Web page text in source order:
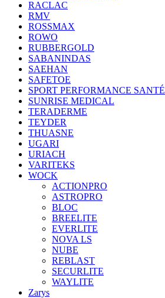
RACLAC
RMV
ROSSMAX
ROWO
RUBBERGOLD
SABANINDAS
SAEHAN
SAFETOE
SPORT PERFORMANCE SANTÉ
SUNRISE MEDICAL
TERADERME
TEYDER
THUASNE
UGARI
URIACH
VARITEKS
WOCK
ACTIONPRO
ASTROPRO
BLOC
BREELITE
EVERLITE
NOVA LS
NUBE
REBLAST
SECURLITE
WAYLITE
Zarys